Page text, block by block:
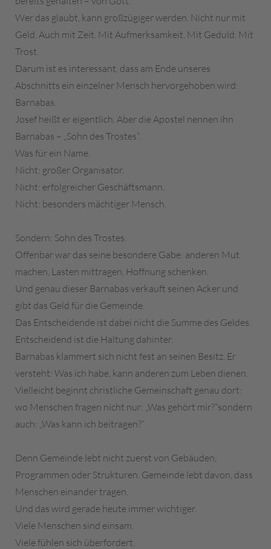
Wer das glaubt, kann großzügiger werden. Nicht nur mit
Geld. Auch mit Zeit. Mit Aufmerksamkeit. Mit Geduld. Mit
Trost.
Darum ist es interessant, dass am Ende unseres
Abschnitts ein einzelner Mensch hervorgehoben wird:
Barnabas.
Josef heißt er eigentlich. Aber die Apostel nennen ihn
Barnabas – „Sohn des Trostes“.
Was für ein Name.
Nicht: großer Organisator.
Nicht: erfolgreicher Geschäftsmann.
Nicht: besonders mächtiger Mensch.
Sondern: Sohn des Trostes.
Offenbar war das seine besondere Gabe: anderen Mut
machen, Lasten mittragen, Hoffnung schenken.
Und genau dieser Barnabas verkauft seinen Acker und
gibt das Geld für die Gemeinde.
Das Entscheidende ist dabei nicht die Summe des Geldes.
Entscheidend ist die Haltung dahinter.
Barnabas klammert sich nicht fest an seinen Besitz. Er
versteht: Was ich habe, kann anderen zum Leben dienen.
Vielleicht beginnt christliche Gemeinschaft genau dort:
wo Menschen fragen nicht nur: „Was gehört mir?“sondern
auch: „Was kann ich beitragen?“
Denn Gemeinde lebt nicht zuerst von Gebäuden,
Programmen oder Strukturen. Gemeinde lebt davon, dass
Menschen einander tragen.
Und das wird gerade heute immer wichtiger.
Viele Menschen sind einsam.
Viele fühlen sich überfordert.